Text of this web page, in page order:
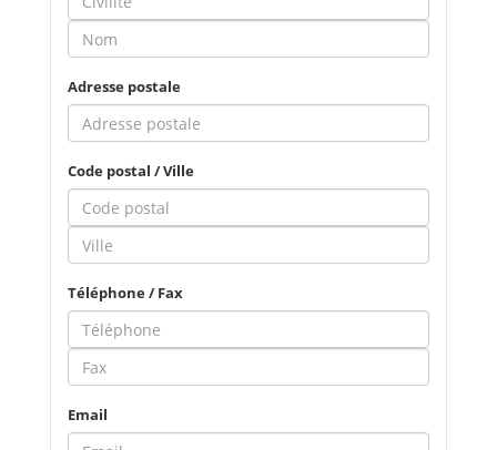
Adresse postale
Code postal / Ville
Téléphone / Fax
Email